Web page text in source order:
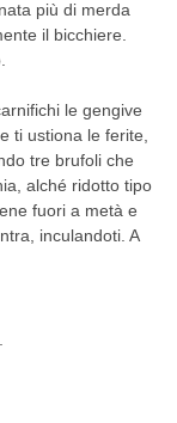
più di merda
il bicchiere.
le gengive
ti ustiona le ferite,
tre brufoli che
alché ridotto tipo
fuori a metà e
inculandoti. A